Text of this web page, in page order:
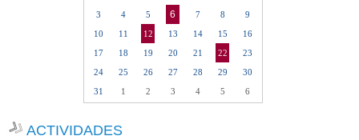
3
4 5 6 7 8
9
10
11 12 13 14 15
16
17
18 19 20 21 22
23
24
25 26 27 28 29
30
31
1 2 3 4 5 6
ACTIVIDADES